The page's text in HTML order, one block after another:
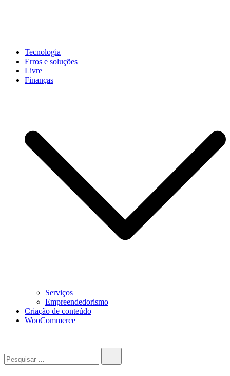
John-Henrique
Distribuindo conteúdo útil
Tecnologia
Erros e soluções
Livre
Finanças
Serviços
Empreendedorismo
Criação de conteúdo
WooCommerce